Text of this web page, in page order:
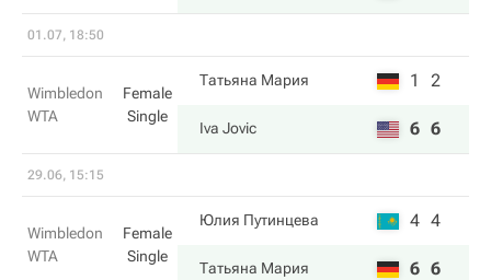
01.07, 18:50
Wimbledon
WTA
Female
Single
Татьяна Мария 1 2
Iva Jovic 6 6
29.06, 15:15
Wimbledon
WTA
Female
Single
Юлия Путинцева 4 4
Татьяна Мария 6 6